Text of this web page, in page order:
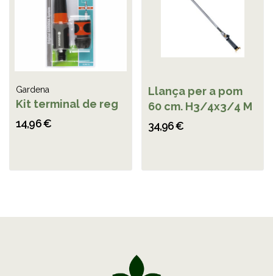
Gardena
Kit terminal de reg
14,96 €
Llança per a pom
60 cm. H3/4x3/4 M
34,96 €